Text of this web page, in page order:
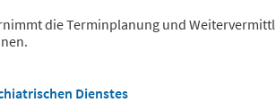
die Terminplanung und
Dienstes